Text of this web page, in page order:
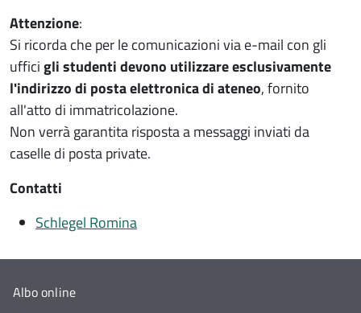
Attenzione:
Si ricorda che per le comunicazioni via e-mail con gli
ufficigli studenti devono utilizzare esclusivamente
l'indirizzo di posta elettronica di ateneo, fornito
all'atto di immatricolazione.
Non verrà garantita risposta a messaggi inviati da
caselle di posta private.
Contatti
Schlegel Romina
Albo online